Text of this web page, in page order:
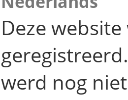
Deze
werd nog